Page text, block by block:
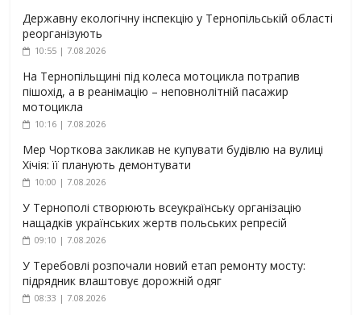
Державну екологічну інспекцію у Тернопільській області
реорганізують
10:55 | 7.08.2026
На Тернопільщині під колеса мотоцикла потрапив
пішохід, а в реанімацію – неповнолітній пасажир
мотоцикла
10:16 | 7.08.2026
Мер Чорткова закликав не купувати будівлю на вулиці
Хічія: її планують демонтувати
10:00 | 7.08.2026
У Тернополі створюють всеукраїнську організацію
нащадків українських жертв польських репресій
09:10 | 7.08.2026
У Теребовлі розпочали новий етап ремонту мосту:
підрядник влаштовує дорожній одяг
08:33 | 7.08.2026